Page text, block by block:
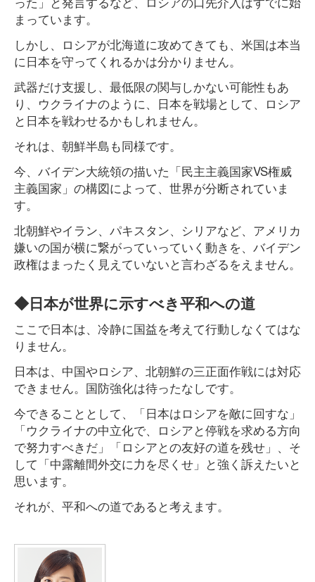
まっています。
しかし、ロシアが北海道に攻めてきても、米国は本当
に日本を守ってくれるかは分かりません。
武器だけ支援し、最低限の関与しかない可能性もあ
り、ウクライナのように、日本を戦場として、ロシア
と日本を戦わせるかもしれません。
それは、朝鮮半島も同様です。
今、バイデン大統領の描いた「民主主義国家VS権威
主義国家」の構図によって、世界が分断されていま
す。
北朝鮮やイラン、パキスタン、シリアなど、アメリカ
嫌いの国が横に繋がっていっていく動きを、バイデン
政権はまったく見えていないと言わざるをえません。
◆日本が世界に示すべき平和への道
ここで日本は、冷静に国益を考えて行動しなくてはな
りません。
日本は、中国やロシア、北朝鮮の三正面作戦には対応
できません。国防強化は待ったなしです。
今できることとして、「日本はロシアを敵に回すな」
「ウクライナの中立化で、ロシアと停戦を求める方向
で努力すべきだ」「ロシアとの友好の道を残せ」、そ
して「中露離間外交に力を尽くせ」と強く訴えたいと
思います。
それが、平和への道であると考えます。